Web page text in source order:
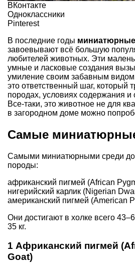
ВКонтакте
Одноклассники
Pinterest
В последние годы
завоевывают всё большую
любителей животных. Эти
умные и ласковые создания
умиление своим забавным
это ответственный шаг, который
породах, условиях содержания и
Все-таки, это животное не для
в загородном доме можно
Самые
Самыми миниатюрными среди
породы:
африканский пигмей (African
нигерийский карлик (Nigerian
американский пигмей (American
Они достигают в холке всего
35 кг.
1 Африканский пигмей
Goat)